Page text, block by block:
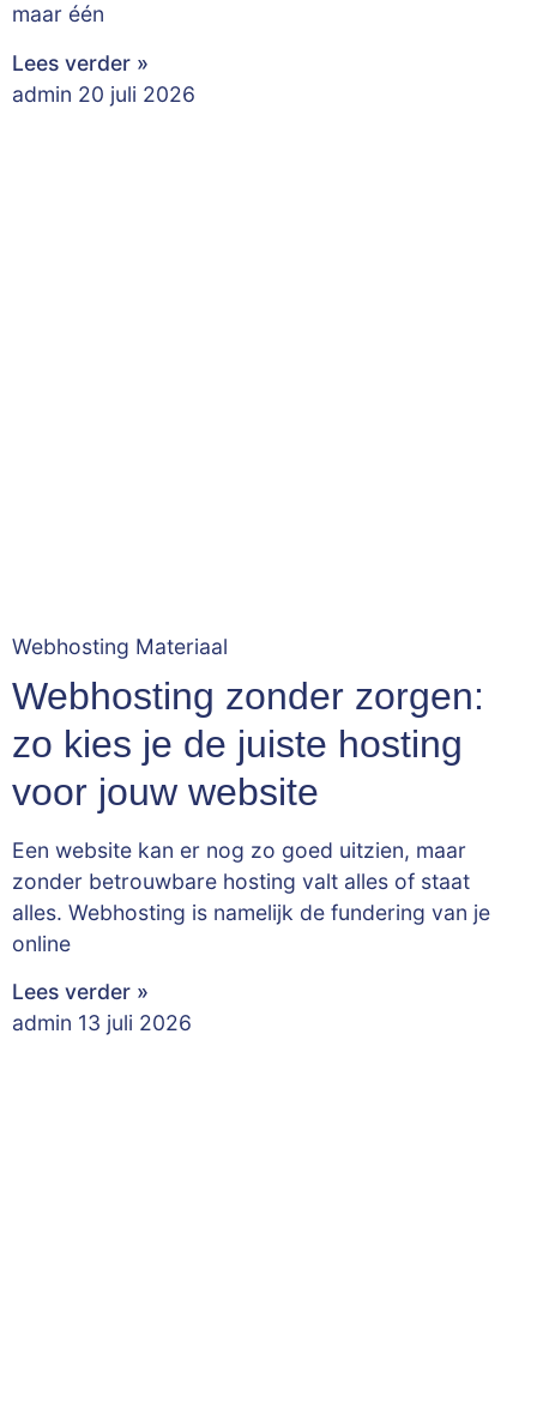
maar één
Lees verder »
admin 20 juli 2026
Webhosting Materiaal
Webhosting zonder zorgen:
zo kies je de juiste hosting
voor jouw website
Een website kan er nog zo goed uitzien, maar
zonder betrouwbare hosting valt alles of staat
alles. Webhosting is namelijk de fundering van je
online
Lees verder »
admin 13 juli 2026